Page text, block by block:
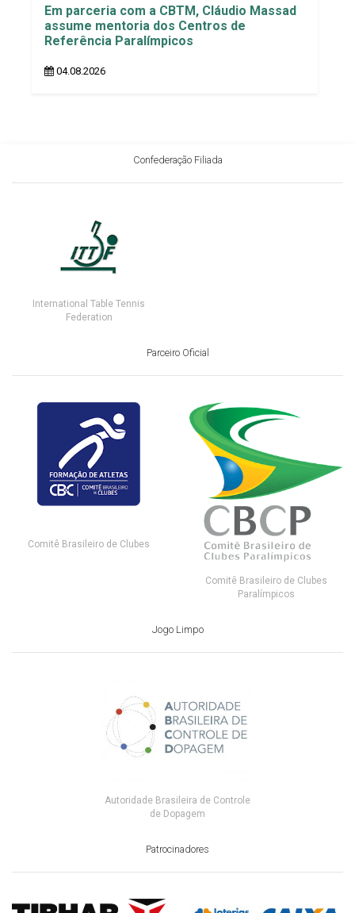
Em parceria com a CBTM, Cláudio Massad
assume mentoria dos Centros de
Referência Paralímpicos
04.08.2026
Confederação Filiada
International Table Tennis
Federation
Parceiro Oficial
Comitê Brasileiro de Clubes
Comitê Brasileiro de Clubes
Paralímpicos
Jogo Limpo
Autoridade Brasileira de Controle
de Dopagem
Patrocinadores